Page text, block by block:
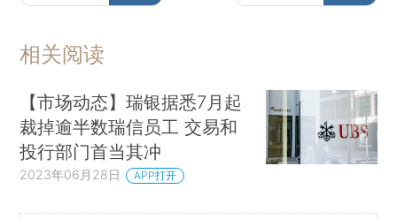
相关阅读
【市场动态】瑞银据悉7月起
裁掉逾半数瑞信员工 交易和
投行部门首当其冲
2023年06月28日 APP打开